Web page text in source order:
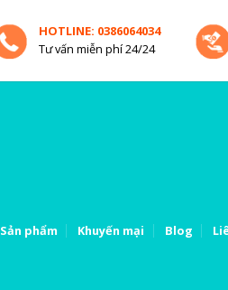
HOTLINE: 0386064034
Tư vấn miễn phí 24/24
Sản phẩm Khuyến mại Blog